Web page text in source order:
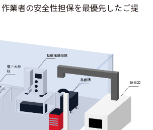
業者の安全性担保を最優先したご提